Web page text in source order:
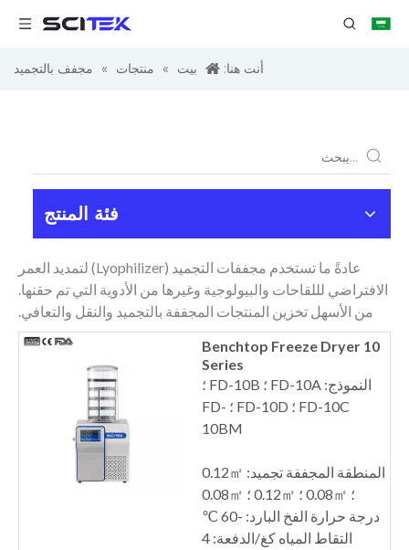
أنت هنا: بيت » منتجات » مجفف بالتجميد
فئة المنتج
عادةً ما تستخدم مجففات التجميد (Lyophilizer) لتمديد العمر
الافتراضي لللقاحات والبيولوجية وغيرها من الأدوية التي تم حقنها.
من الأسهل تخزين المنتجات المجففة بالتجميد والنقل والتعافي.
Benchtop Freeze Dryer 10
Series
النموذج: FD-10A ؛ FD-10B ؛
FD-10C ؛ FD-10D ؛ FD-
10BM
المنطقة المجففة تجميد: 0.12㎡
؛ 0.08㎡ ؛ 0.12㎡ ؛ 0.08㎡
درجة حرارة الفخ البارد: -60 ℃
التقاط المياه كغ/الدفعة: 4